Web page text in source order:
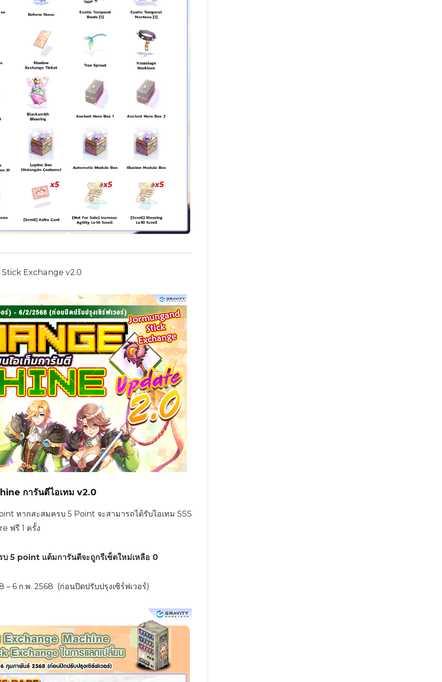
Exchange v2.0
การันตีไอเทม v2.0
หากสะสมครบ 5 Point จะสามารถได้รับไอเทม SSS
ฟรี 1 ครั้ง
5 point แต้มการันตีจะถูกรีเซ็ตใหม่เหลือ 0
– 6 ก.พ. 2568 (ก่อนปิดปรับปรุงเซิร์ฟเวอร์)